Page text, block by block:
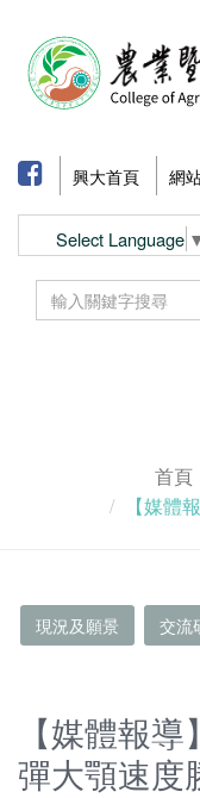
興大首頁 網
Select Language
首頁
【媒體
現況及願景 交流
【媒體報
彈大顎速度